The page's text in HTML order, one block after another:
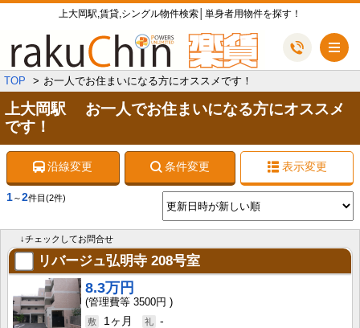
上大岡駅,賃貸,シングル物件検索│単身者用物件を探す！
TOP お一人でお住まいになる方にオススメです！
上大岡駅 お一人でお住まいになる方にオススメ
です！
沿線変更 条件変更 表示変更
1～2件目 (2件)
↓チェックしてお問合せ
リバージュ弘明寺 208号室
8.3万円
3500円
1ヶ月
-